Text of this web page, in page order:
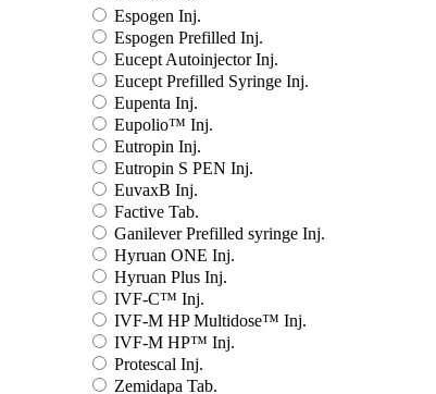
Espogen Inj.
Espogen Prefilled Inj.
Eucept Autoinjector Inj.
Eucept Prefilled Syringe Inj.
Eupenta Inj.
Eupolio™ Inj.
Eutropin Inj.
Eutropin S PEN Inj.
EuvaxB Inj.
Factive Tab.
Ganilever Prefilled syringe Inj.
Hyruan ONE Inj.
Hyruan Plus Inj.
IVF-C™ Inj.
IVF-M HP Multidose™ Inj.
IVF-M HP™ Inj.
Protescal Inj.
Zemidapa Tab.